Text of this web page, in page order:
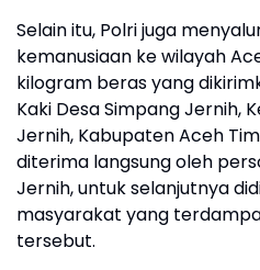
Selain itu, Polri juga
kemanusiaan ke wilayah
kilogram beras yang
Kaki Desa Simpang Jernih,
Jernih, Kabupaten Aceh
diterima langsung oleh
Jernih, untuk selanjutnya
masyarakat yang
tersebut.